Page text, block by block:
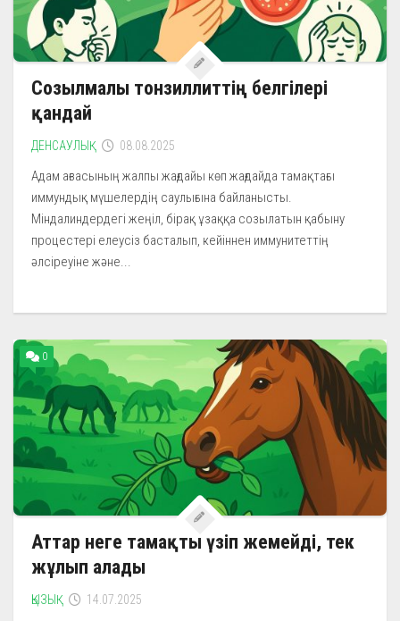
Созылмалы тонзиллиттің белгілері
қандай
ДЕНСАУЛЫҚ 08.08.2025
Адам ағзасының жалпы жағдайы көп жағдайда тамақтағы
иммундық мүшелердің саулығына байланысты.
Міндалиндердегі жеңіл, бірақ ұзаққа созылатын қабыну
процестері елеусіз басталып, кейіннен иммунитеттің
әлсіреуіне және...
0
Аттар неге тамақты үзіп жемейді, тек
жұлып алады
ҚЫЗЫҚ 14.07.2025